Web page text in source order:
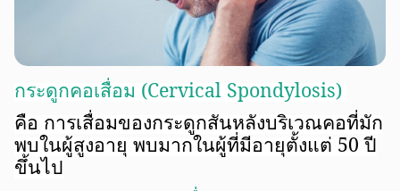
กระดูกคอเสื่อม (Cervical Spondylosis)
คือ การเสื่อมของกระดูกสันหลังบริเวณคอที่มัก
พบในผู้สูงอายุ พบมากในผู้ที่มีอายุตั้งแต่ 50 ปี
ขึ้นไป